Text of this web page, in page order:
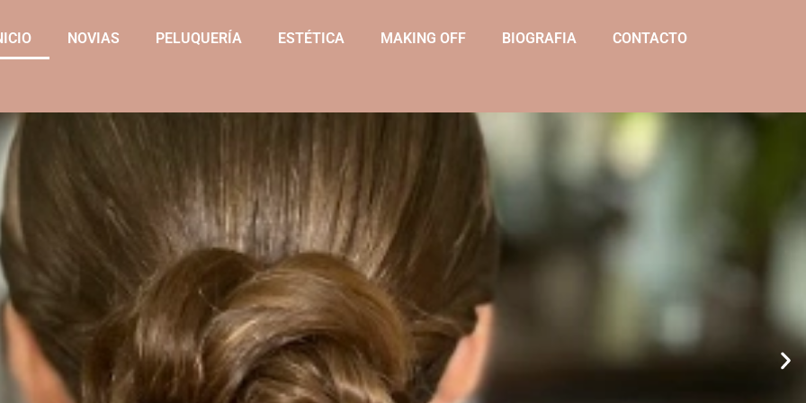
NOVIAS PELUQUERÍA ESTÉTICA MAKING OFF BIOGRAFIA CONTACTO